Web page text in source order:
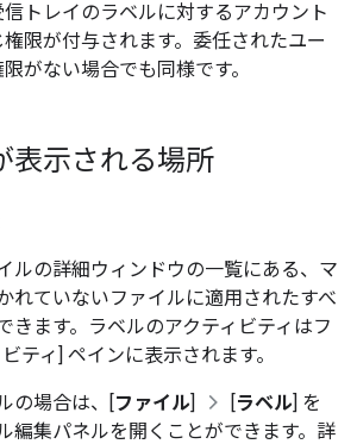
トレイのラベルに対するアカウント
限が付与されます。委任されたユー
がない場合でも同様です。
表示される場所
ルの詳細ウィンドウの一覧にある、マ
れていないファイルに適用されたすべ
きます。ラベルのアクティビティはフ
ティ] ペインに表示されます。
の場合は、[ファイル] [ラベル] を
編集パネルを開くことができます。詳